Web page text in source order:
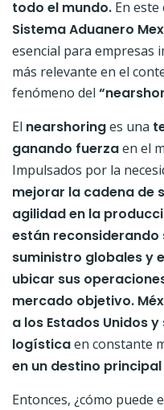
todo el mundo. En
Sistema Aduanero
esencial para empresas
más relevante en el
fenómeno del
El nearshoringes una
ganando fuerzaen el
Impulsados por la
mejorar la cadena de
agilidad en la
están reconsiderando
suministro globales y
ubicar sus
mercado objetivo.
a los Estados Unidos
logísticaen constante
en un destino
Entonces, ¿cómo puede